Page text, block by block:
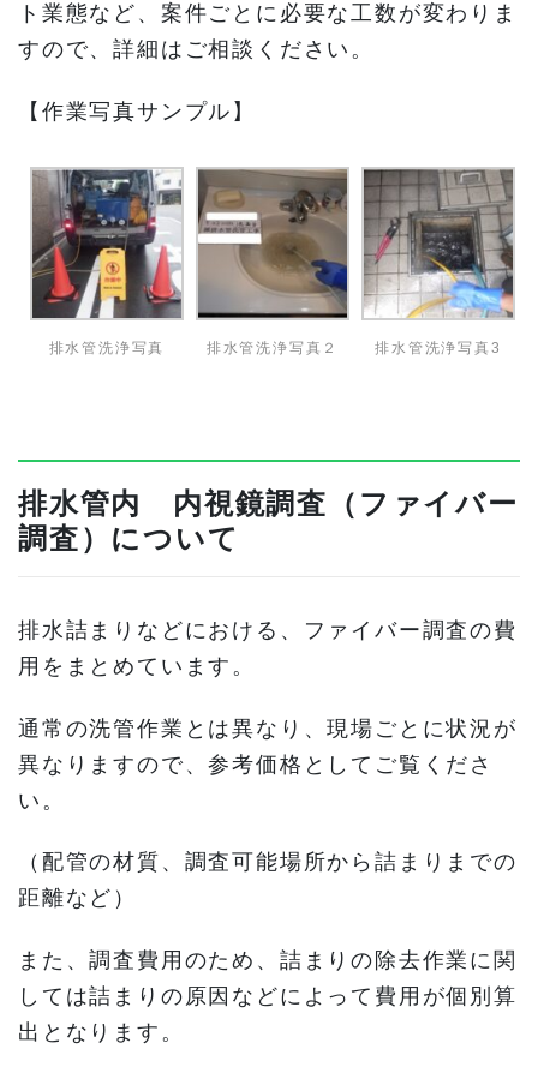
ト業態など、案件ごとに必要な工数が変わりま
すので、詳細はご相談ください。
【作業写真サンプル】
排水管洗浄写真 排水管洗浄写真２ 排水管洗浄写真3
排水管内 内視鏡調査（ファイバー
調査）について
排水詰まりなどにおける、ファイバー調査の費
用をまとめています。
通常の洗管作業とは異なり、現場ごとに状況が
異なりますので、参考価格としてご覧くださ
い。
（配管の材質、調査可能場所から詰まりまでの
距離など）
また、調査費用のため、詰まりの除去作業に関
しては詰まりの原因などによって費用が個別算
出となります。